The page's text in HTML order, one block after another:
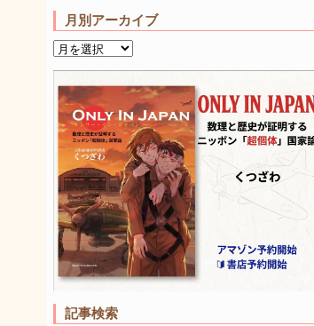
月別アーカイブ
記事検索